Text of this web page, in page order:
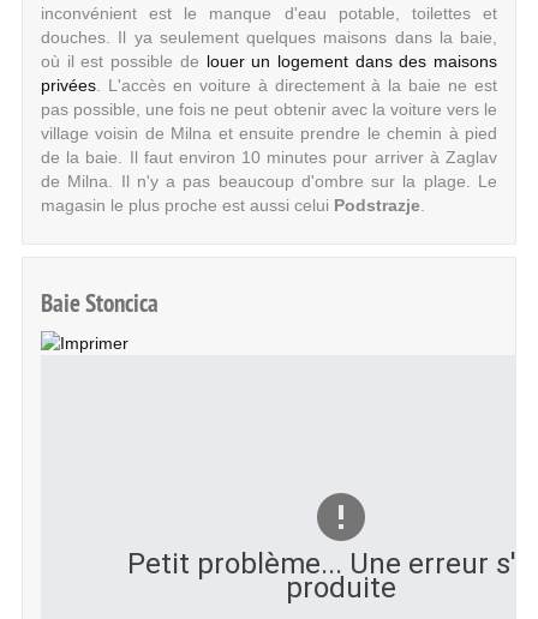
inconvénient est le manque d'eau potable, toilettes et
douches. Il ya seulement quelques maisons dans la baie,
où il est possible de louer un logement dans des maisons
privées . L'accès en voiture à directement à la baie ne est
pas possible, une fois ne peut obtenir avec la voiture vers le
village voisin de Milna et ensuite prendre le chemin à pied
de la baie. Il faut environ 10 minutes pour arriver à Zaglav
de Milna. Il n'y a pas beaucoup d'ombre sur la plage. Le
magasin le plus proche est aussi celui Podstrazje
Baie Stoncica
Petit problème... Une erreur
produite